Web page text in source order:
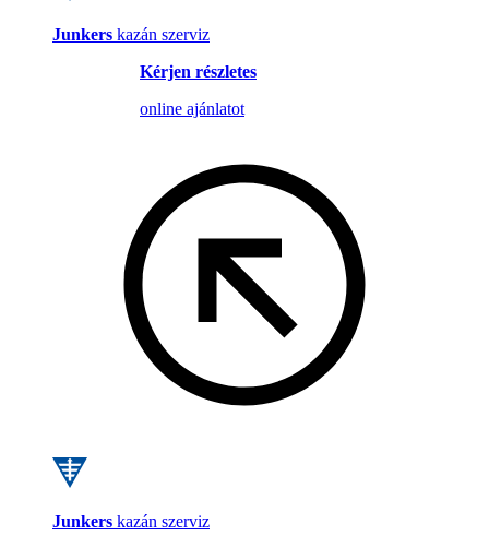
Junkers kazán szerviz
Kérjen részletes
online ajánlatot
Junkers kazán szerviz